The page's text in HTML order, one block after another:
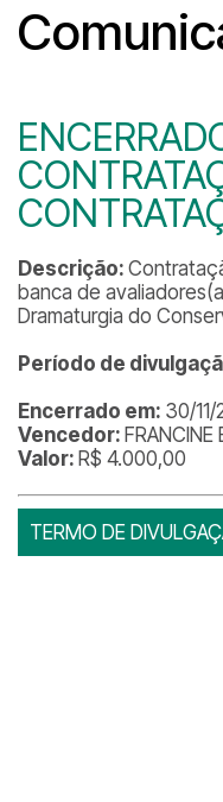
Descrição:
banca de
Dramaturgia do
Período de
Encerrado em: 30/11/
Vencedor: FRANCINE
Valor: R$ 4.000,00
TERMO DE